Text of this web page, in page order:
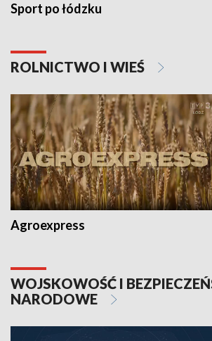
Sport po łódzku
ROLNICTWO I WIEŚ
Agroexpress
WOJSKOWOŚĆ I
NARODOWE